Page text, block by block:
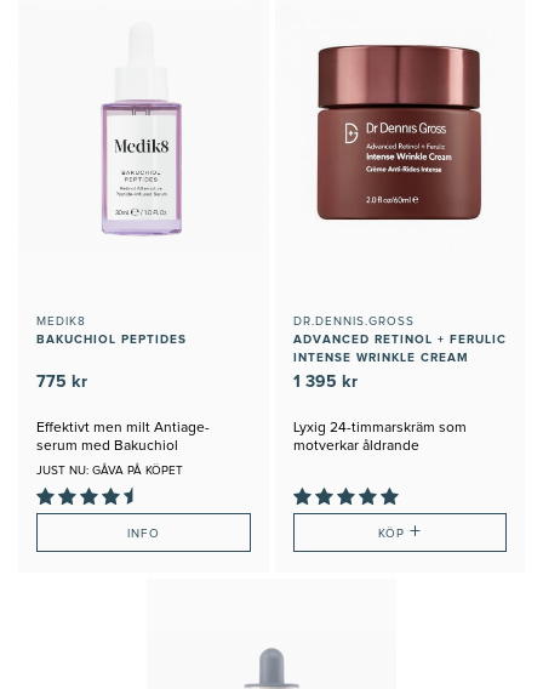
MEDIK8
BAKUCHIOL PEPTIDES
775 kr
Effektivt men milt Antiage-
serum med Bakuchiol
JUST NU: GÅVA PÅ KÖPET
INFO
DR.DENNIS.GROSS
ADVANCED RETINOL + FERULIC
INTENSE WRINKLE CREAM
1 395 kr
Lyxig 24-timmarskräm som
motverkar åldrande
KÖP +